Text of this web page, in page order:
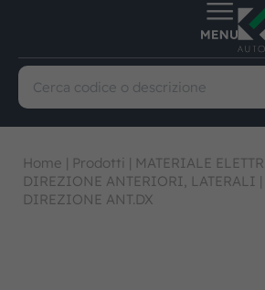
Home | Prodotti | MATERIALE
DIREZIONE ANTERIORI, LATERALI |
DIREZIONE ANT.DX